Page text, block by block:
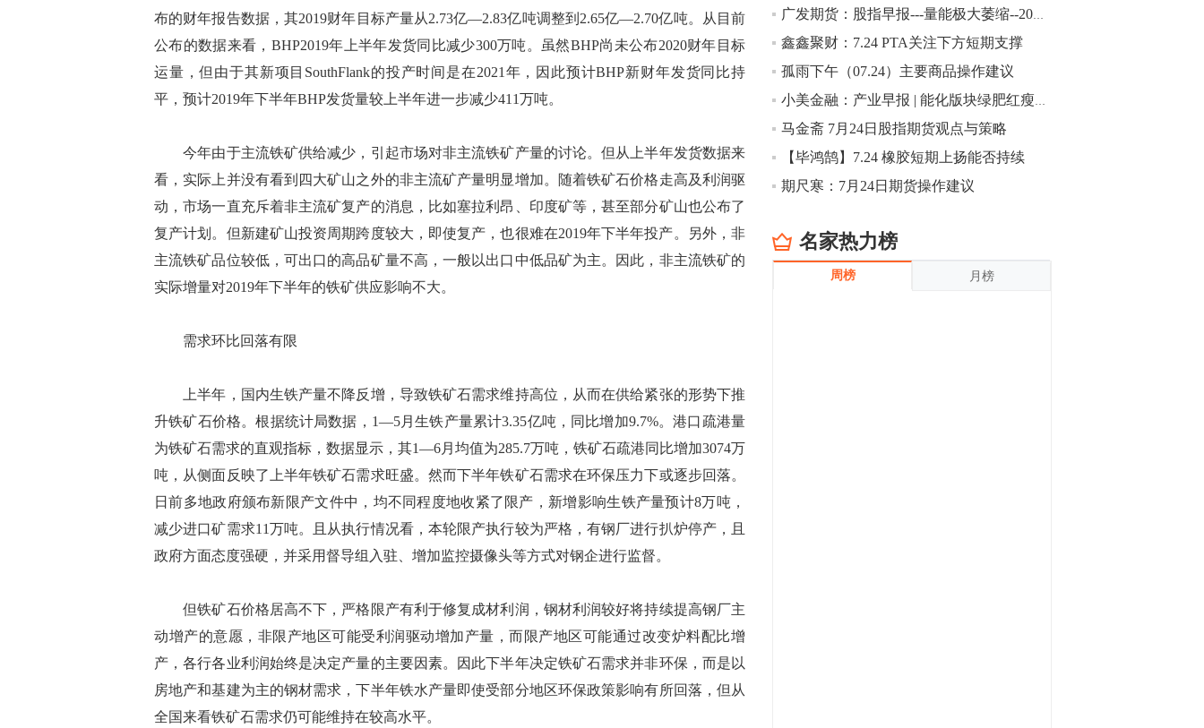
布的财年报告数据，其2019财年目标产量从2.73亿—2.83亿吨调整到2.65亿—2.70亿吨。从目前
公布的数据来看，BHP2019年上半年发货同比减少300万吨。虽然BHP尚未公布2020财年目标
运量，但由于其新项目SouthFlank的投产时间是在2021年，因此预计BHP新财年发货同比持
平，预计2019年下半年BHP发货量较上半年进一步减少411万吨。
今年由于主流铁矿供给减少，引起市场对非主流铁矿产量的讨论。但从上半年发货数据来
看，实际上并没有看到四大矿山之外的非主流矿产量明显增加。随着铁矿石价格走高及利润驱
动，市场一直充斥着非主流矿复产的消息，比如塞拉利昂、印度矿等，甚至部分矿山也公布了
复产计划。但新建矿山投资周期跨度较大，即使复产，也很难在2019年下半年投产。另外，非
主流铁矿品位较低，可出口的高品矿量不高，一般以出口中低品矿为主。因此，非主流铁矿的
实际增量对2019年下半年的铁矿供应影响不大。
需求环比回落有限
上半年，国内生铁产量不降反增，导致铁矿石需求维持高位，从而在供给紧张的形势下推
升铁矿石价格。根据统计局数据，1—5月生铁产量累计3.35亿吨，同比增加9.7%。港口疏港量
为铁矿石需求的直观指标，数据显示，其1—6月均值为285.7万吨，铁矿石疏港同比增加3074万
吨，从侧面反映了上半年铁矿石需求旺盛。然而下半年铁矿石需求在环保压力下或逐步回落。
日前多地政府颁布新限产文件中，均不同程度地收紧了限产，新增影响生铁产量预计8万吨，
减少进口矿需求11万吨。且从执行情况看，本轮限产执行较为严格，有钢厂进行扒炉停产，且
政府方面态度强硬，并采用督导组入驻、增加监控摄像头等方式对钢企进行监督。
但铁矿石价格居高不下，严格限产有利于修复成材利润，钢材利润较好将持续提高钢厂主
动增产的意愿，非限产地区可能受利润驱动增加产量，而限产地区可能通过改变炉料配比增
产，各行各业利润始终是决定产量的主要因素。因此下半年决定铁矿石需求并非环保，而是以
房地产和基建为主的钢材需求，下半年铁水产量即使受部分地区环保政策影响有所回落，但从
全国来看铁矿石需求仍可能维持在较高水平。
14:20
方正有色研究团队：高度重视贵金属的阶
段性机会。自年初以来沪金上涨16.93%，
立涨势，白银将开启补涨，且涨幅超过黄
金，金银比有望高位回归。
13:55
豆二期货主力合约涨停，涨幅达3.98%，报
CBOT大豆期货市场上涨，11月期约收高
影响，夜盘连粕高位窄幅震荡，建议短线
操作为主。 ...
13:54
8月5日消息，内外盘贵金属强劲走升，沪
金主力合约涨停，涨幅3.99%，报334.00
广发期货：股指早报---量能极大萎缩--20190724
鑫鑫聚财：7.24 PTA关注下方短期支撑
孤雨下午（07.24）主要商品操作建议
小美金融：产业早报 | 能化版块绿肥红瘦，今日期市走势如何
马金斋 7月24日股指期货观点与策略
【毕鸿鹄】7.24 橡胶短期上扬能否持续
期尺寒：7月24日期货操作建议
名家热力榜
周榜 月榜